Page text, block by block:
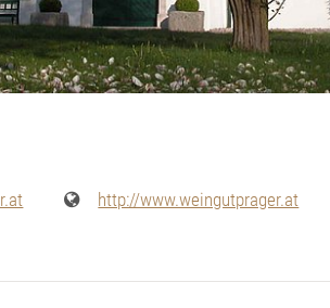
http://www.weingutprager.at